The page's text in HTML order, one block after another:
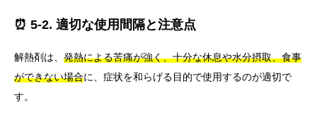
⏰ 5-2. 適切な使用間隔と注意点
解熱剤は、 発熱による苦痛が強く、十分な休息や水分摂取、食事
ができない場合に、症状を和らげる目的で使用するのが適切で
す。